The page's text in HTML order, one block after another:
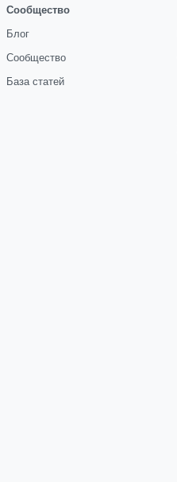
Сообщество
Блог
Сообщество
База статей